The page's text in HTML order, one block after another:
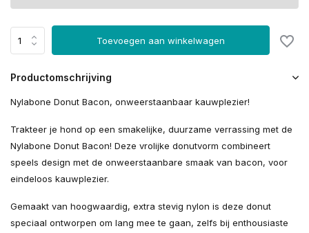
Toevoegen aan winkelwagen
Productomschrijving
Nylabone Donut Bacon, onweerstaanbaar kauwplezier!
Trakteer je hond op een smakelijke, duurzame verrassing met de
Nylabone Donut Bacon! Deze vrolijke donutvorm combineert
speels design met de onweerstaanbare smaak van bacon, voor
eindeloos kauwplezier.
Gemaakt van hoogwaardig, extra stevig nylon is deze donut
speciaal ontworpen om lang mee te gaan, zelfs bij enthousiaste